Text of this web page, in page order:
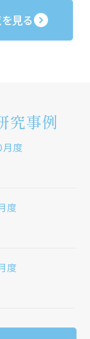
見る
究事例
度
度
度